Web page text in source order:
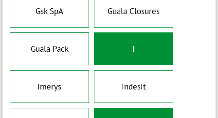
Gsk SpA Guala Closures
Guala Pack I
Imerys Indesit